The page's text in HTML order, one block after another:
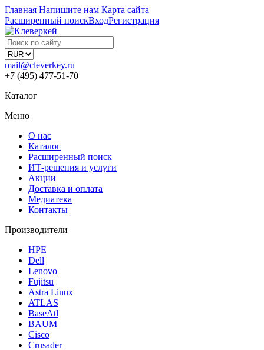
Главная Напишите нам Карта сайта
Расширенный поискВходРегистрация
mail@cleverkey.ru
+7 (495) 477-51-70
Каталог
Меню
О нас
Каталог
Расширенный поиск
ИТ-решения и услуги
Акции
Доставка и оплата
Медиатека
Контакты
Производители
HPE
Dell
Lenovo
Fujitsu
Astra Linux
ATLAS
BaseAtl
BAUM
Cisco
Crusader